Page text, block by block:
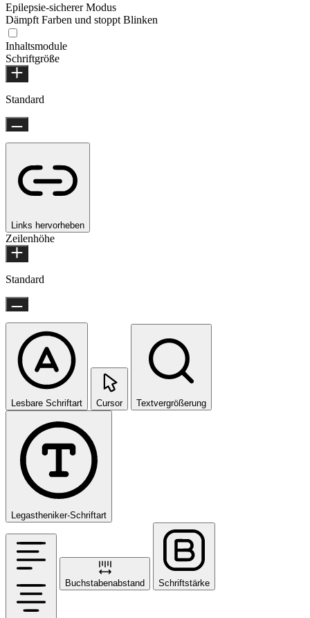
Epilepsie-sicherer Modus
Dämpft Farben und stoppt Blinken
Inhaltsmodule
Schriftgröße
Standard
Links hervorheben
Zeilenhöhe
Standard
Lesbare Schriftart Cursor Textvergrößerung
Legastheniker-Schriftart
Buchstabenabstand Schriftstärke